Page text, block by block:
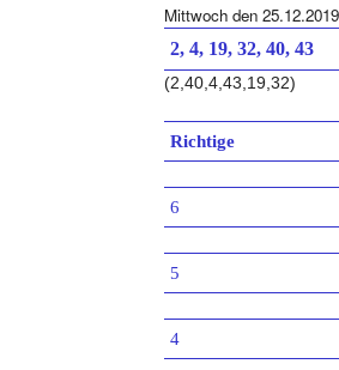
Mittwoch den 25.12.2019
2, 4, 19, 32, 40, 43
(2,40,4,43,19,32)
Richtige
6
5
4